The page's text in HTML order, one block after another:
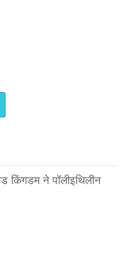
किंगडम ने पॉलीइथिलीन